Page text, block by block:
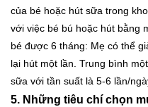
của bé hoặc hút sữa trong
với việc bé bú hoặc hút bằng
bé được 6 tháng: Mẹ có thể
lại hút một lần. Trung bình
sữa với tần suất là 5-6 lần/
5. Những tiêu chí chọn